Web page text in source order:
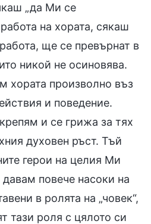
„да Ми се
на хората, сякаш
ще се превърнат в
никой не осиновява.
хората произволно въз
и поведение.
и се грижа за тях
духовен ръст. Тъй
герои на целия Ми
повече насоки на
в ролята на „човек“,
тази роля с цялото си